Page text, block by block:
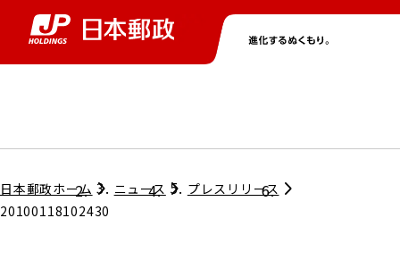
グループ情報トップ
株主・投資家情報トップ
ニューストップ
サステナビリティトップ
採用情報トップ
日本郵政ホーム ニュース
プレスリリース
20100118102430